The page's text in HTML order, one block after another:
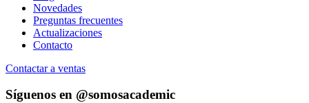
Novedades
Preguntas frecuentes
Actualizaciones
Contacto
Contactar a ventas
Síguenos en @somosacademic